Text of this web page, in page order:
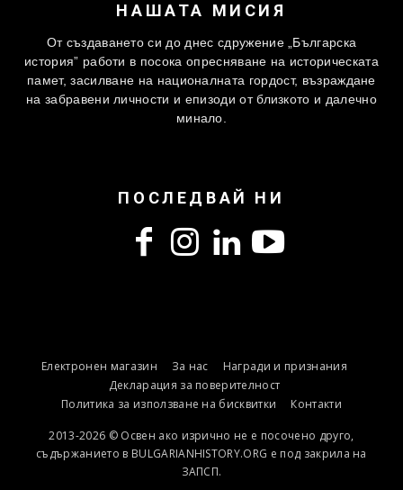
НАШАТА МИСИЯ
От създаването си до днес сдружение „Българска
история” работи в посока опресняване на историческата
памет, засилване на националната гордост, възраждане
на забравени личности и епизоди от близкото и далечно
минало.
ПОСЛЕДВАЙ НИ
Електронен магазин За нас
Награди и признания
Декларация за поверителност
Политика за използване на бисквитки
Контакти
2013-2026 © Освен ако изрично не е посочено друго,
съдържанието в BULGARIANHISTORY.ORG е под закрила на
ЗАПСП.